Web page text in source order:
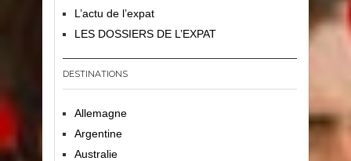
L’actu de l’expat
LES DOSSIERS DE L’EXPAT
DESTINATIONS
Allemagne
Argentine
Australie